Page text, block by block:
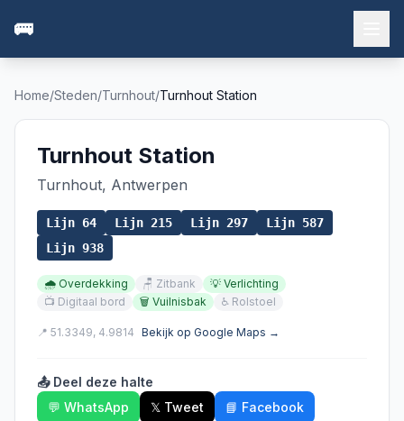
🚌
Home/Steden/Turnhout/Turnhout Station
Turnhout Station
Turnhout, Antwerpen
Lijn 64 Lijn 215 Lijn 297 Lijn 587
Lijn 938
🌧️ Overdekking 🪑 Zitbank 💡 Verlichting
📺 Digitaal bord 🗑️ Vuilnisbak ♿ Rolstoel
📍 51.3349, 4.9814 Bekijk op Google Maps →
📤 Deel deze halte
💬 WhatsApp
𝕏 Tweet 📘 Facebook